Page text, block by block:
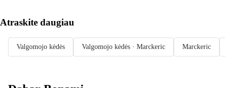
Atraskite daugiau
Valgomojo kėdės Valgomojo kėdės · Marckeric Marckeric